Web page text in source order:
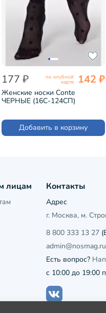
177 ₽ по клубной
карте 142 ₽
Женские носки Conte
ЧЕРНЫЕ (16С-124СП)
Добавить в корзину
лицам Контакты
Адрес
г. Москва, м.
8 800 333 13 27
admin@nosmag.ru
Есть вопрос?
с 10:00 до